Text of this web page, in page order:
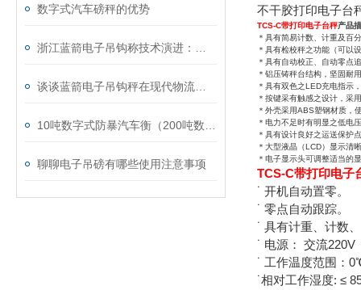
数字式汽车磅秤的优势
聊聊电子吊磅有哪些使用注意事项
不干胶打印电子台
TCS-C带打印电子台秤产品
＊具有简易计数、计重及百
＊具有检校秤之功能（可以
＊具有自动校正、自动零点
＊铝压铸秤台结构，坚固耐
＊具有双色之LED充电指示
＊按键采有触感之设计，采
＊外壳采用ABS塑钢材质，
＊电力不足时有明显之低电
＊具有设计良好之运送保护
＊大型液晶（LCD）显示清
＊电子显示头可调整适当的
TCS-C带打印电子
˙ 开机自动置零。
˙ 零点自动跟踪。
˙ 具有计重、计数
˙ 电源： 交流
˙ 工作温度范围：
˙相对工作湿度: ≤